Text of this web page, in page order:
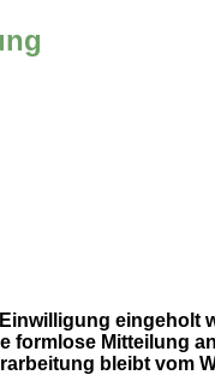
eingeholt
formlose Mitteilung
bleibt vom